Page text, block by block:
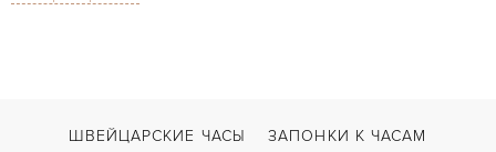
ШВЕЙЦАРСКИЕ ЧАСЫ
ЗАПОНКИ К ЧАСАМ